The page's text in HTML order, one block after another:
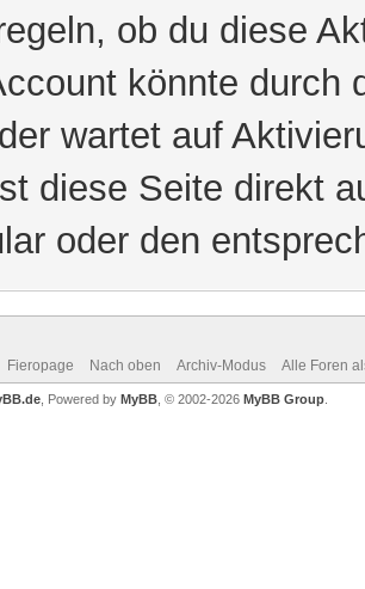
ob du diese
könnte durch
wartet auf
diese Seite direkt
oder den
Fieropage Nach oben Archiv-Modus Alle Foren
, Powered by MyBB , © 2002-2026 MyBB Group